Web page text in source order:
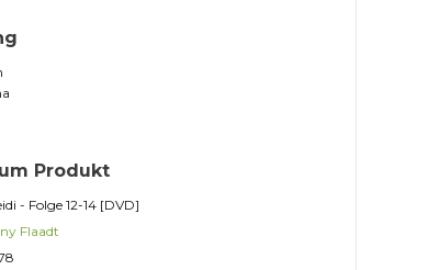
Produkt
- Folge 12-14 [DVD]
Flaadt